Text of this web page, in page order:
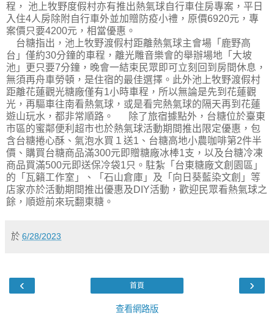
程， 池上牧野度假村亦有推出熱氣球自行車住房專案，平日
入住4人房除附自行車外並加贈防疫小禮，原價6920元，專
案價只要4200元，相當優惠。
台糖指出，池上牧野渡假村距離熱氣球主會場「鹿野高
台」僅約30分鐘的車程，離光雕音樂會的舉辦場地「大坡
池」更只要7分鐘，晚會一結束民眾即可立刻回到房間休息，
無須再舟車勞頓，是住宿的最佳選擇。此外池上牧野渡假村
距離花蓮觀光糖廠僅有1小時車程，所以無論是先到花蓮觀
光，再驅車往南看熱氣球，或是看完熱氣球的隔天再到花蓮
遊山玩水，都非常順路。 除了旅宿據點外，台糖位於臺東
市區的蜜鄰便利超市也於熱氣球活動期間推出限定優惠，包
含台糖捲心酥、氣泡水買１送1、台糖高地小農咖啡第2件半
價、購買台糖商品滿300元即贈糖廠冰棒1支，以及台糖冷凍
商品買滿500元即送保冷袋1只。駐紮「台東糖廠文創園區」
的「瓦籟工作室」、「石山倉庫」及「向日葵藍染文創」等
店家亦於活動期間推出優惠及DIY活動，歡迎民眾看熱氣球之
餘，順遊前來玩翻東糖。
於 6/28/2023
‹ ›
首頁
查看網路版